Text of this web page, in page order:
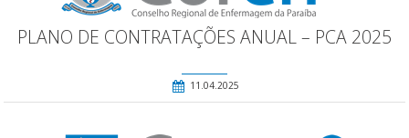
PLANO DE CONTRATAÇÕES ANUAL – PCA 2025
11.04.2025